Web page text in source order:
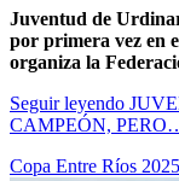
Juventud de
por primera vez en
organiza la
Seguir leyendo
CAMPEÓN,
Copa Entre Ríos